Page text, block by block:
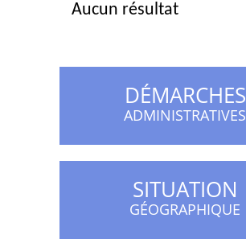
Aucun résultat
DÉMARCHES
ADMINISTRATIVES
SITUATION
GÉOGRAPHIQUE